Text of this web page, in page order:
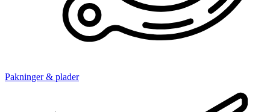
Pakninger & plader